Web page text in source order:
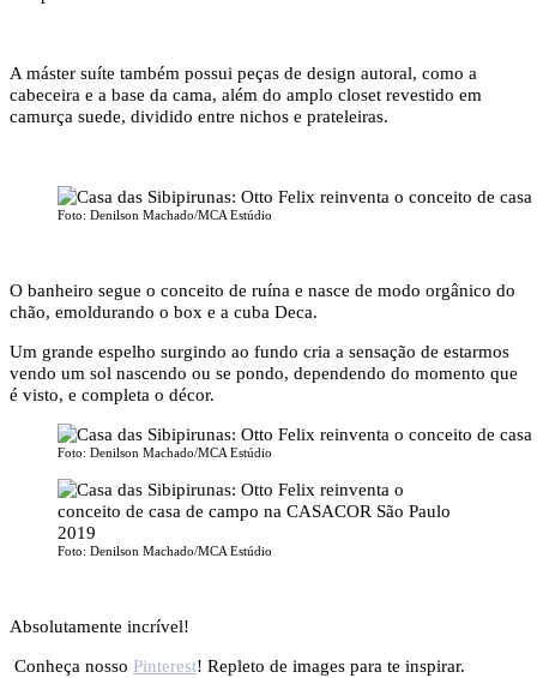
A máster suíte também possui peças de design autoral, como a
cabeceira e a base da cama, além do amplo closet revestido em
camurça suede, dividido entre nichos e prateleiras.
Foto: Denilson Machado/MCA Estúdio
O banheiro segue o conceito de ruína e nasce de modo orgânico do
chão, emoldurando o box e a cuba Deca.
Um grande espelho surgindo ao fundo cria a sensação de estarmos
vendo um sol nascendo ou se pondo, dependendo do momento que
é visto, e completa o décor.
Foto: Denilson Machado/MCA Estúdio
Foto: Denilson Machado/MCA Estúdio
Absolutamente incrível!
Conheça nosso Pinterest! Repleto de images para te inspirar.